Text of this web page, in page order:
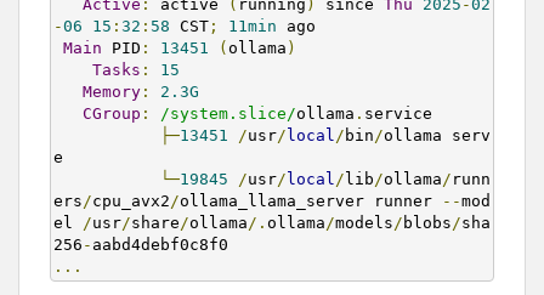
Active : active ( running ) since Thu 2025 -02
-06 15 : 32 : 58 CST ; 11min ago
Main PID : 13451 ( ollama )
Tasks :
15
Memory :
2.3G
CGroup : /system.slice/ollama . service
├─13451 /usr/ local/ bin/ollama serv
e
└─19845 /usr/ local/ lib/ollama/ runn
ers/cpu_avx2/ollama_llama_server runner --mod
el /usr/share/ollama/. ollama/models/ blobs/sha
256 -
...